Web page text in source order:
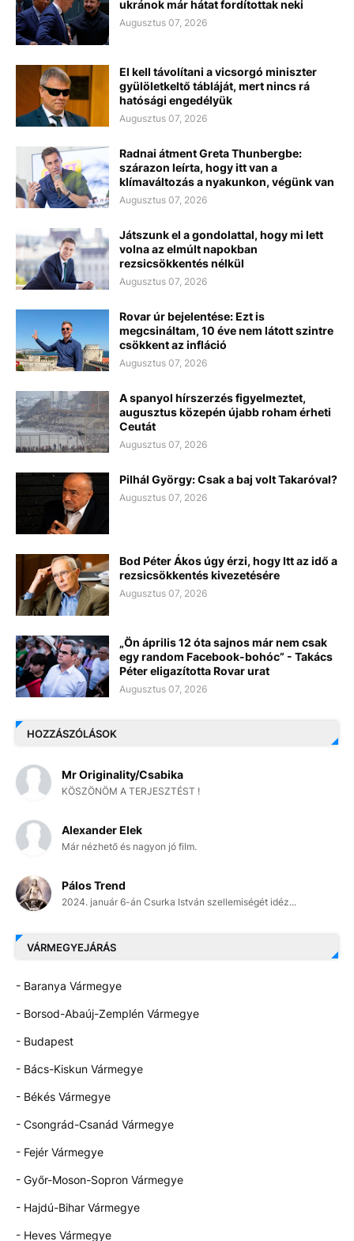
ukránok már hátat fordítottak neki
Augusztus 07, 2026
El kell távolítani a vicsorgó miniszter
gyülöletkeltő tábláját, mert nincs rá
hatósági engedélyük
Augusztus 07, 2026
Radnai átment Greta Thunbergbe:
szárazon leírta, hogy itt van a
klímaváltozás a nyakunkon, végünk van
Augusztus 07, 2026
Játszunk el a gondolattal, hogy mi lett
volna az elmúlt napokban
rezsicsökkentés nélkül
Augusztus 07, 2026
Rovar úr bejelentése: Ezt is
megcsináltam, 10 éve nem látott szintre
csökkent az infláció
Augusztus 07, 2026
A spanyol hírszerzés figyelmeztet,
augusztus közepén újabb roham érheti
Ceutát
Augusztus 07, 2026
Pilhál György: Csak a baj volt Takaróval?
Augusztus 07, 2026
Bod Péter Ákos úgy érzi, hogy Itt az idő a
rezsicsökkentés kivezetésére
Augusztus 07, 2026
„Ön április 12 óta sajnos már nem csak
egy random Facebook-bohóc” - Takács
Péter eligazította Rovar urat
Augusztus 07, 2026
HOZZÁSZÓLÁSOK
Mr Originality/Csabika
KÖSZÖNÖM A TERJESZTÉST !
Alexander Elek
Már nézhető és nagyon jó film.
Pálos Trend
2024. január 6-án Csurka István szellemiségét idéz...
VÁRMEGYEJÁRÁS
- Baranya Vármegye
- Borsod-Abaúj-Zemplén Vármegye
- Budapest
- Bács-Kiskun Vármegye
- Békés Vármegye
- Csongrád-Csanád Vármegye
- Fejér Vármegye
- Győr-Moson-Sopron Vármegye
- Hajdú-Bihar Vármegye
- Heves Vármegye